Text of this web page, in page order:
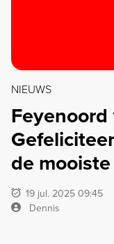
NIEUWS
Feyenoord
de
19 jul. 2025 09:45
Dennis